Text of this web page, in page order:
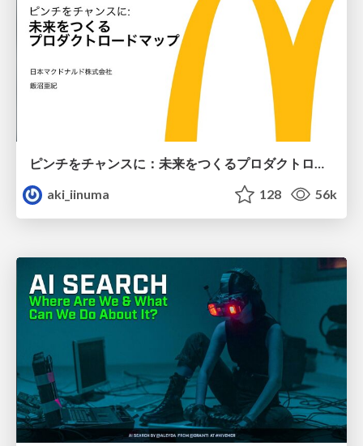
ピンチをチャンスに：未来をつくるプロダクトロードマップ #pmconf2020
aki_iinuma
128 56k